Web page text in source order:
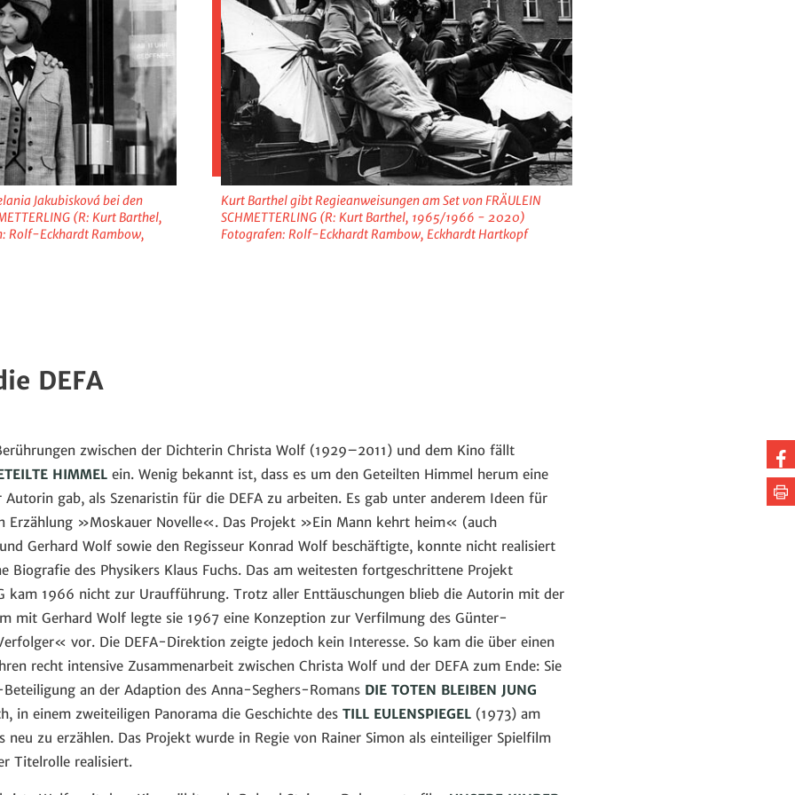
Jakubisková bei den
(R: Kurt Barthel,
Rolf-Eckhardt Rambow,
Kurt Barthel gibt Regieanweisungen am Set von FRÄULEIN
SCHMETTERLING (R: Kurt Barthel, 1965/1966 - 2020)
Fotografen: Rolf-Eckhardt Rambow, Eckhardt Hartkopf
DEFA
zwischen der Dichterin Christa Wolf (1929–2011) und dem Kino fällt
HIMMEL ein. Wenig bekannt ist, dass es um den Geteilten Himmel herum eine
Autorin gab, als Szenaristin für die DEFA zu arbeiten. Es gab unter anderem Ideen für
Erzählung »Moskauer Novelle«. Das Projekt »Ein Mann kehrt heim« (auch
Gerhard Wolf sowie den Regisseur Konrad Wolf beschäftigte, konnte nicht realisiert
Biografie des Physikers Klaus Fuchs. Das am weitesten fortgeschrittene Projekt
kam 1966 nicht zur Uraufführung. Trotz aller Enttäuschungen blieb die Autorin mit der
mit Gerhard Wolf legte sie 1967 eine Konzeption zur Verfilmung des Günter-
vor. Die DEFA-Direktion zeigte jedoch kein Interesse. So kam die über einen
recht intensive Zusammenarbeit zwischen Christa Wolf und der DEFA zum Ende: Sie
an der Adaption des Anna-Seghers-Romans DIE TOTEN BLEIBEN JUNG
in einem zweiteiligen Panorama die Geschichte des TILL EULENSPIEGEL (1973) am
neu zu erzählen. Das Projekt wurde in Regie von Rainer Simon als einteiliger Spielfilm
Titelrolle realisiert.